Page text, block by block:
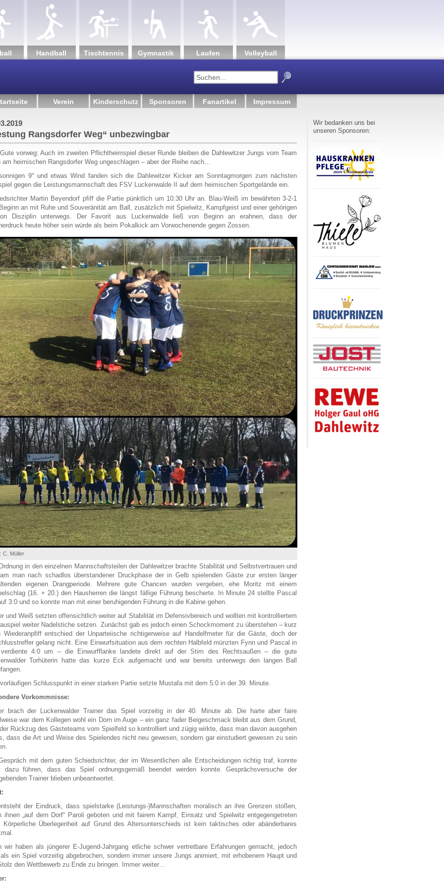
Hand­ball Tisch­tennis Gym­nastik Lau­fen Volley­ball
Verein Kinderschutz Sponsoren Fanartikel Impressum
Rangsdorfer Weg“ unbezwingbar
vorweg: Auch im zweiten Pflichtheimspiel dieser Runde bleiben die Dahlewitzer Jungs vom Team
am heimischen Rangsdorfer Weg ungeschlagen – aber der Reihe nach…
9° und etwas Wind fanden sich die Dahlewitzer Kicker am Sonntagmorgen zum nächsten
gegen die Leistungsmannschaft des FSV Luckenwalde II auf dem heimischen Sportgelände ein.
Martin Beyendorf pfiff die Partie pünktlich um 10:30 Uhr an. Blau-Weiß im bewährten 3-2-1
an mit Ruhe und Souveränität am Ball, zusätzlich mit Spielwitz, Kampfgeist und einer gehörigen
Disziplin unterwegs. Der Favorit aus Luckenwalde ließ von Beginn an erahnen, dass der
heute höher sein würde als beim Pokalkick am Vorwochenende gegen Zossen.
C. Müller
in den einzelnen Mannschaftsteilen der Dahlewitzer brachte Stabilität und Selbstvertrauen und
man nach schadlos überstandener Druckphase der in Gelb spielenden Gäste zur ersten länger
eigenen Drangperiode. Mehrere gute Chancen wurden vergeben, ehe Moritz mit einem
(16. + 20.) den Hausherren die längst fällige Führung bescherte. In Minute 24 stellte Pascal
3:0 und so konnte man mit einer beruhigenden Führung in die Kabine gehen.
und Weiß setzten offensichtlich weiter auf Stabilität im Defensivbereich und wollten mit kontrolliertem
weiter Nadelstiche setzen. Zunächst gab es jedoch einen Schockmoment zu überstehen – kurz
Wiederanpfiff entschied der Unparteiische richtigerweise auf Handelfmeter für die Gäste, doch der
gelang nicht. Eine Einwurfsituation aus dem rechten Halbfeld münzten Fynn und Pascal in
4:0 um – die Einwurfflanke landete direkt auf der Stirn des Rechtsaußen – die gute
Torhüterin hatte das kurze Eck aufgemacht und war bereits unterwegs den langen Ball
Schlusspunkt in einer starken Partie setzte Mustafa mit dem 5:0 in der 39. Minute.
Vorkommnisse:
brach der Luckenwalder Trainer das Spiel vorzeitig in der 40. Minute ab. Die harte aber faire
war dem Kollegen wohl ein Dorn im Auge – ein ganz fader Beigeschmack bleibt aus dem Grund,
Rückzug des Gästeteams vom Spielfeld so kontrolliert und zügig wirkte, dass man davon ausgehen
dass die Art und Weise des Spielendes nicht neu gewesen, sondern gar einstudiert gewesen zu sein
mit dem guten Schiedsrichter, der im Wesentlichen alle Entscheidungen richtig traf, konnte
dazu führen, dass das Spiel ordnungsgemäß beendet werden konnte. Gesprächsversuche der
Trainer blieben unbeantwortet.
der Eindruck, dass spielstarke (Leistungs-)Mannschaften moralisch an ihre Grenzen stoßen,
ihnen „auf dem Dorf“ Paroli geboten und mit fairem Kampf, Einsatz und Spielwitz entgegengetreten
Körperliche Überlegenheit auf Grund des Altersunterschieds ist kein taktisches oder abänderbares
wir haben als jüngerer E-Jugend-Jahrgang etliche schwer vertretbare Erfahrungen gemacht, jedoch
ein Spiel vorzeitig abgebrochen, sondern immer unsere Jungs animiert, mit erhobenem Haupt und
den Wettbewerb zu Ende zu bringen. Immer weiter…
Wir bedanken uns bei
unseren Sponsoren: